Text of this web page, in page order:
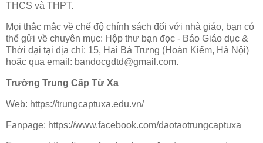
THCS và THPT.
Mọi thắc mắc về chế độ chính sách đối với nhà giáo, bạn có
thể gửi về chuyên mục: Hộp thư bạn đọc - Báo Giáo dục &
Thời đại tại địa chỉ: 15, Hai Bà Trưng (Hoàn Kiếm, Hà Nội)
hoặc qua email: bandocgdtd@gmail.com.
Trường Trung Cấp Từ Xa
Web: https://trungcaptuxa.edu.vn/
Fanpage: https://www.facebook.com/daotaotrungcaptuxa